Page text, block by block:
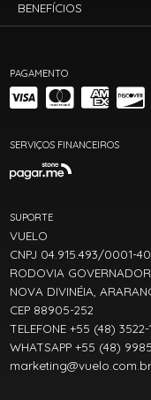
PAGAMENTO
SERVIÇOS FINANCEIROS
SUPORTE
VUELO
CNPJ 04.915.493/0001-40
RODOVIA
NOVA DIVINÉIA,
CEP 88905-252
TELEFONE +55 (48) 3522-
WHATSAPP +55 (48)
marketing@vuelo.com.br
BENEFÍCIOS